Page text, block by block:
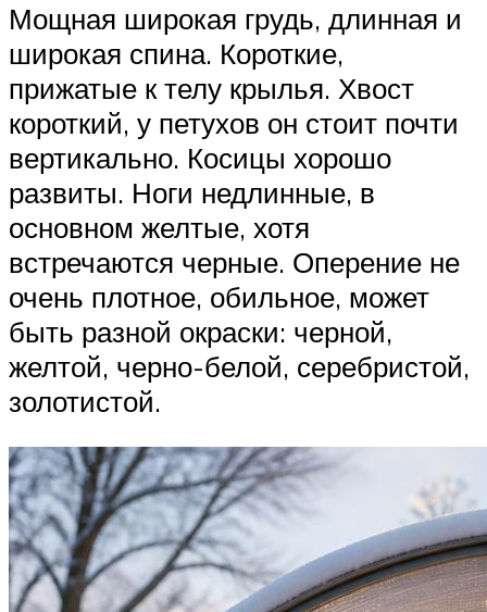
Мощная широкая грудь, длинная и
широкая спина. Короткие,
прижатые к телу крылья. Хвост
короткий, у петухов он стоит почти
вертикально. Косицы хорошо
развиты. Ноги недлинные, в
основном желтые, хотя
встречаются черные. Оперение не
очень плотное, обильное, может
быть разной окраски: черной,
желтой, черно-белой, серебристой,
золотистой.